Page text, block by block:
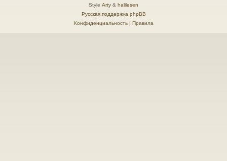
Style Arty & halilesen
Русская поддержка phpBB
Конфиденциальность| Правила